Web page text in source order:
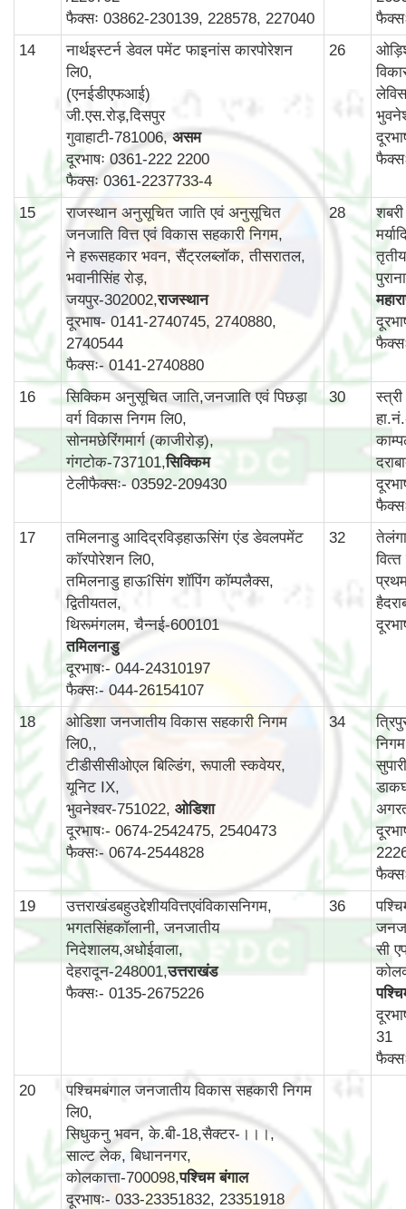
फैक्सः 03862-230139, 228578, 227040
14
नार्थइस्टर्न डेवल पमेंट फाइनांस कारपोरेशन
लि0,
(एनईडीएफआई)
जी.एस.रोड़,दिसपुर
गुवाहाटी-781006,असम
दूरभाषः 0361-222 2200
फैक्सः 0361-2237733-4
26
15
राजस्थान अनुसूचित जाति एवं अनुसूचित
जनजाति वित्त एवं विकास सहकारी निगम,
ने हरूसहकार भवन, सैंट्रलब्लॉक, तीसरातल,
भवानीसिंह रोड़,
जयपुर-302002,राजस्थान
दूरभाष- 0141-2740745, 2740880,
2740544
फैक्सः- 0141-2740880
28
16
सिक्किम अनुसूचित जाति,जनजाति एवं पिछड़ा
वर्ग विकास निगम लि0,
सोनमछेरिंगमार्ग (काजीरोड़),
गंगटोक-737101,सिक्किम
टेलीफैक्सः- 03592-209430
30
17
तमिलनाडु आदिद्रविड़हाऊसिंग एंड डेवलपमेंट
कॉरपोरेशन लि0,
तमिलनाडु हाऊîसिंग शॉपिंग कॉम्पलैक्स,
द्वितीयतल,
थिरूमंगलम, चैन्नई-600101
तमिलनाडु
दूरभाषः- 044-24310197
फैक्सः- 044-26154107
32
18
ओडिशा जनजातीय विकास सहकारी निगम
लि0,,
टीडीसीसीओएल बिल्डिंग, रूपाली स्कवेयर,
यूनिट IX,
भुवनेश्वर-751022, ओडिशा
दूरभाषः- 0674-2542475, 2540473
फैक्सः- 0674-2544828
34
19
उत्तराखंडबहुउद्देशीयवित्तएवंविकासनिगम,
भगतसिंहकॉलानी, जनजातीय
निदेशालय,अधोईवाला,
देहरादून-248001,उत्तराखंड
फैक्सः- 0135-2675226
36
सी
31
20
पश्चिमबंगाल जनजातीय विकास सहकारी निगम
लि0,
सिधुकनु भवन, के.बी-18,सैक्टर-।।।,
साल्ट लेक, बिधाननगर,
कोलकात्ता-700098,पश्चिम बंगाल
दूरभाषः- 033-23351832, 23351918